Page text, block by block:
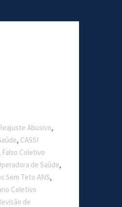
Abusivo,
, CASSI
Falso Coletivo
de Saúde,
Sem Teto ANS,
Coletivo
de